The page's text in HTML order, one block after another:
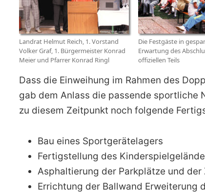
Landrat Helmut Reich, 1. Vorstand
Volker Graf, 1. Bürgermeister Konrad
Meier und Pfarrer Konrad Ringl
Die Festgäste in
Erwartung des
offiziellen Teils
Dass die Einweihung im Rahmen des
gab dem Anlass die passende sportliche
zu diesem Zeitpunkt noch folgende
Bau eines Sportgerätelagers
Fertigstellung des
Asphaltierung der Parkplätze und
Errichtung der Ballwand Erweiterung